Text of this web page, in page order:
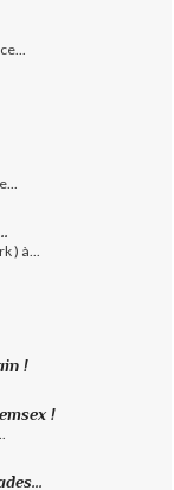
) à...
!
!